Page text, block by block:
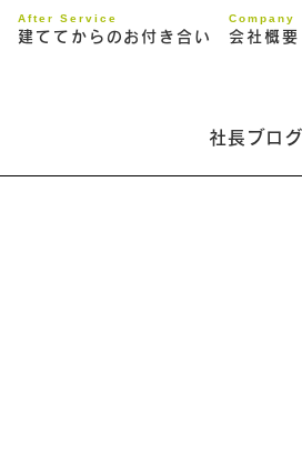
After Service
建ててからのお付き合い
Company
会社概要
社長ブログ